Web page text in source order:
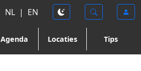
NL | EN
Agenda Locaties Tips